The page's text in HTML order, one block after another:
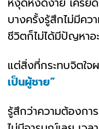
บางครั้งรู้สึกไม่มีคว
ชีวิตก็ไม่ได้มีปัญหาอ
แต่สิ่งที่กระทบจิตใ
เป็นผู้ชาย”
รู้สึกว่าความต้องกา